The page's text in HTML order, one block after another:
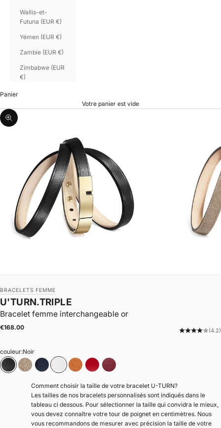
Wallis-et-
Futuna (EUR €)
Yémen (EUR €)
Zambie (EUR €)
Zimbabwe (EUR
€)
Panier
Votre panier est vide
Zoomer sur l'image
BRACELETS FEMME
Bracelet femme interchangeable or
U'TURN.TRIPLE
Prix de vente
€168.00 (4.2)
couleur:Noir
Noir NoisetteBleu navy
BlancCamelRougeBordeaux
Comment choisir la taille de votre bracelet U-TURN?
Les tailles de nos bracelets personnalisés sont indiqués dans le
tableau ci dessous. Pour sélectionner la taille qui convidra le mieux,
vous devez connaître votre tour de poignet en centimètres. Nous
vous recommandons de mesurer avec précision la taille de votre